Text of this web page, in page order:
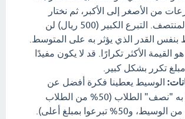
من الأصغر إلى الأكبر، ثم نختار
القيمة التي في المنتصف. التبرع الكبير (500 ريال) لن
بنفس القدر الذي يؤثر به على المتوسط.
القيمة الأكثر تكرارًا. قد لا يكون مفيدًا
تكرر بشكل كبير.
الوسيط يعطينا فكرة أفضل عن
المبلغ الذي تبرع به "نصف" الطلاب (50% من الطلاب
تبرعوا بمبلغ أقل من الوسيط، و50% تبرعوا بمبلغ أعلى).